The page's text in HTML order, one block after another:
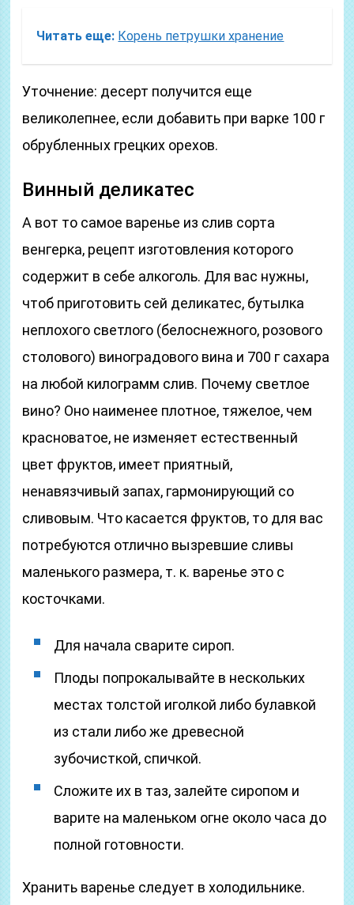
Читать еще: Корень петрушки хранение
Уточнение: десерт получится еще
великолепнее, если добавить при варке 100 г
обрубленных грецких орехов.
Винный деликатес
А вот то самое варенье из слив сорта
венгерка, рецепт изготовления которого
содержит в себе алкоголь. Для вас нужны,
чтоб приготовить сей деликатес, бутылка
неплохого светлого (белоснежного, розового
столового) виноградового вина и 700 г сахара
на любой килограмм слив. Почему светлое
вино? Оно наименее плотное, тяжелое, чем
красноватое, не изменяет естественный
цвет фруктов, имеет приятный,
ненавязчивый запах, гармонирующий со
сливовым. Что касается фруктов, то для вас
потребуются отлично вызревшие сливы
маленького размера, т. к. варенье это с
косточками.
Для начала сварите сироп.
Плоды попрокалывайте в нескольких
местах толстой иголкой либо булавкой
из стали либо же древесной
зубочисткой, спичкой.
Сложите их в таз, залейте сиропом и
варите на маленьком огне около часа до
полной готовности.
Хранить варенье следует в холодильнике.